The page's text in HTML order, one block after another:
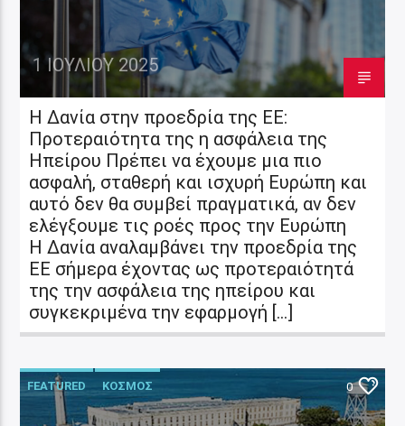
1 ΙΟΥΛΊΟΥ 2025
Η Δανία στην προεδρία της ΕΕ:
Προτεραιότητα της η ασφάλεια της
Ηπείρου Πρέπει να έχουμε μια πιο
ασφαλή, σταθερή και ισχυρή Ευρώπη και
αυτό δεν θα συμβεί πραγματικά, αν δεν
ελέγξουμε τις ροές προς την Ευρώπη
Η Δανία αναλαμβάνει την προεδρία της
ΕΕ σήμερα έχοντας ως προτεραιότητά
της την ασφάλεια της ηπείρου και
συγκεκριμένα την εφαρμογή […]
FEATURED ΚΟΣΜΟΣ 0